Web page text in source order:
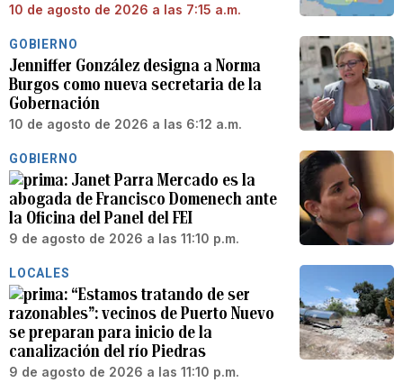
10 de agosto de 2026 a las 7:15 a.m.
GOBIERNO
Jenniffer González designa a Norma
Burgos como nueva secretaria de la
Gobernación
10 de agosto de 2026 a las 6:12 a.m.
GOBIERNO
Janet Parra Mercado es la
abogada de Francisco Domenech ante
la Oficina del Panel del FEI
9 de agosto de 2026 a las 11:10 p.m.
LOCALES
“Estamos tratando de ser
razonables”: vecinos de Puerto Nuevo
se preparan para inicio de la
canalización del río Piedras
9 de agosto de 2026 a las 11:10 p.m.